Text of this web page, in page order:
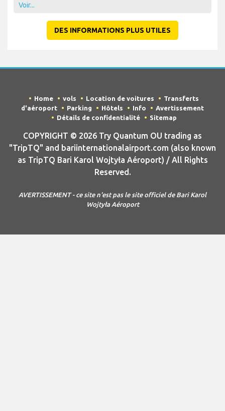
Voir...
DES INFORMATIONS PLUS UTILES
Home vols Location de voitures
Transferts
d'aéroport
Parking Hôtels Info
Avertissement
Détails de confidentialité
Sitemap
COPYRIGHT © 2026 Try Quantum OU trading as
"TripTQ" and bariinternationalairport.com (also known
as TripTQ Bari Karol Wojtyła Aéroport) / All Rights
Reserved.
AVERTISSEMENT - ce site n'est pas le site officiel de Bari Karol
Wojtyła Aéroport